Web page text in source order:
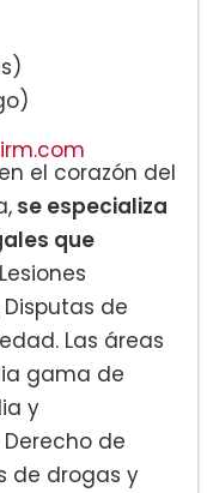
el corazón del
se especializa
que
de
Las áreas
gama de
y
de
de drogas y